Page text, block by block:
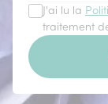
J'ai lu la
traitement